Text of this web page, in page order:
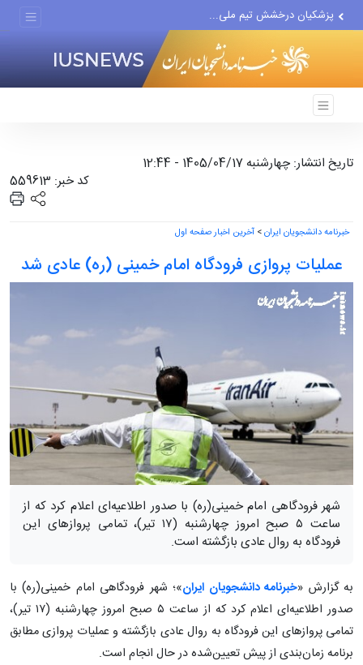
پزشکیان درخشش تیم ملی...
هیچ واحد تولیدی در تهران...
تاریخ انتشار: چهارشنبه 1405/04/17 - 12:44
کد خبر: 559613
خبرنامه دانشجویان ایران> آخرین اخبار صفحه اول
عملیات پروازی فرودگاه امام خمینی (ره) عادی شد
شهر فرودگاهی امام خمینی(ره) با صدور اطلاعیه‌ای اعلام کرد که از
ساعت ۵ صبح امروز چهارشنبه (۱۷ تیر)، تمامی پروازهای این
فرودگاه به روال عادی بازگشته است.
به گزارش «خبرنامه دانشجویان ایران»؛ شهر فرودگاهی امام خمینی(ره) با
صدور اطلاعیه‌ای اعلام کرد که از ساعت ۵ صبح امروز چهارشنبه (۱۷ تیر)،
تمامی پروازهای این فرودگاه به روال عادی بازگشته و عملیات پروازی مطابق
برنامه زمان‌بندی از پیش تعیین‌شده در حال انجام است.